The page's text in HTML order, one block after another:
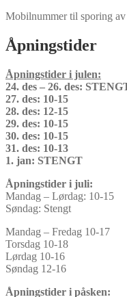
Mobilnummer til sporing
Åpningstider
Åpningstider i julen:
24. des – 26. des:
27. des: 10-15
28. des: 12-15
29. des: 10-15
30. des: 10-15
31. des: 10-13
1. jan: STENGT
Åpningstider i juli:
Mandag – Lørdag: 10-15
Søndag: Stengt
Mandag – Fredag 10-17
Torsdag 10-18
Lørdag 10-16
Søndag 12-16
Åpningstider i påsken: